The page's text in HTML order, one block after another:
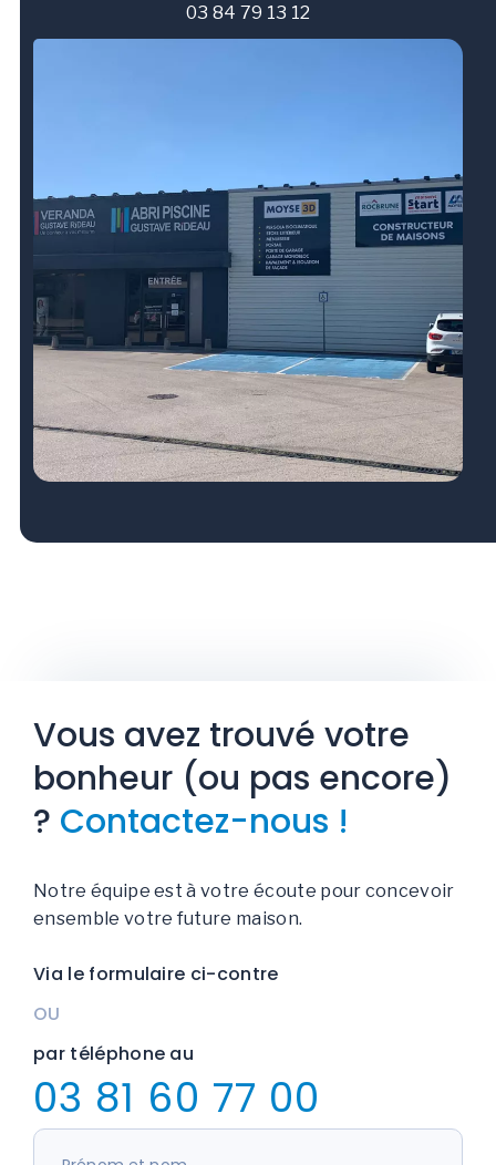
03 84 79 13 12
Vous avez trouvé votre
bonheur (ou pas encore)
? Contactez-nous !
Notre équipe est à votre écoute pour concevoir
ensemble votre future maison.
Via le formulaire ci-contre
OU
par téléphone au
03 81 60 77 00